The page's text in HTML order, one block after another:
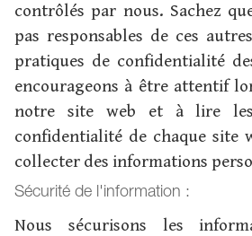
contrôlés par nous. Sachez
pas responsables de ces
pratiques de confidentialité
encourageons à être attentif
notre site web et à lire les
confidentialité de chaque site
collecter des informations
Sécurité de l'information :
Nous sécurisons les